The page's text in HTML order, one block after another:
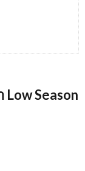
Season